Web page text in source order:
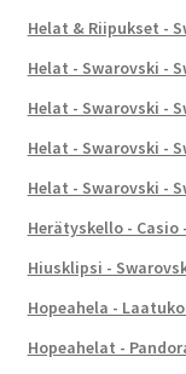
Helat & Riipukset -
Helat - Swarovski -
Helat - Swarovski -
Helat - Swarovski -
Helat - Swarovski -
Herätyskello -
Hiusklipsi -
Hopeahela -
Hopeahelat -